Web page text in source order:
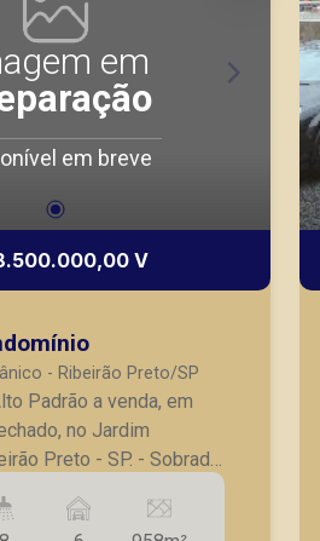
em
em breve
V
- Ribeirão Preto/SP
Padrão a venda, em
no Jardim
- SP. - Sobrado
neoclássico, com
claros e arejados,